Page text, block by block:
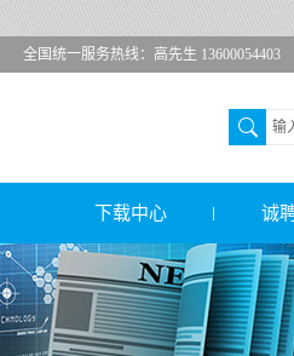
全国统一服务热线：高先生 13600054403
下载中心 诚